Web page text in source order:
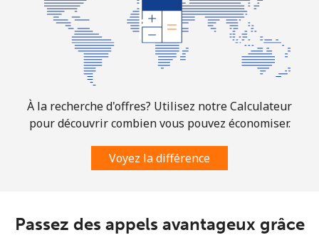
À la recherche d'offres? Utilisez notre Calculateur
pour découvrir combien vous pouvez économiser.
Voyez la différence
Passez des appels avantageux grâce